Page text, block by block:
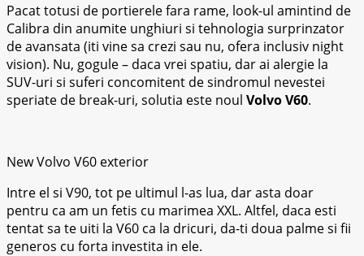
Pacat totusi de portierele fara rame, look-ul amintind de
Calibra din anumite unghiuri si tehnologia surprinzator
de avansata (iti vine sa crezi sau nu, ofera inclusiv night
vision). Nu, gogule – daca vrei spatiu, dar ai alergie la
SUV-uri si suferi concomitent de sindromul nevestei
speriate de break-uri, solutia este noul Volvo V60.
New Volvo V60 exterior
Intre el si V90, tot pe ultimul l-as lua, dar asta doar
pentru ca am un fetis cu marimea XXL. Altfel, daca esti
tentat sa te uiti la V60 ca la dricuri, da-ti doua palme si fii
generos cu forta investita in ele.